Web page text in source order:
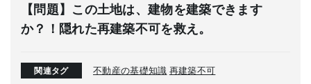
【問題】この土地は、建物を建築できます
か？！隠れた再建築不可を救え。
関連タグ 不動産の基礎知識 再建築不可